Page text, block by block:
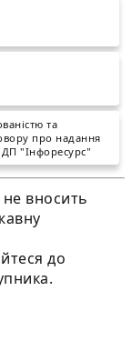
та
про надання
ДП "Інфоресурс"
не вносить
до